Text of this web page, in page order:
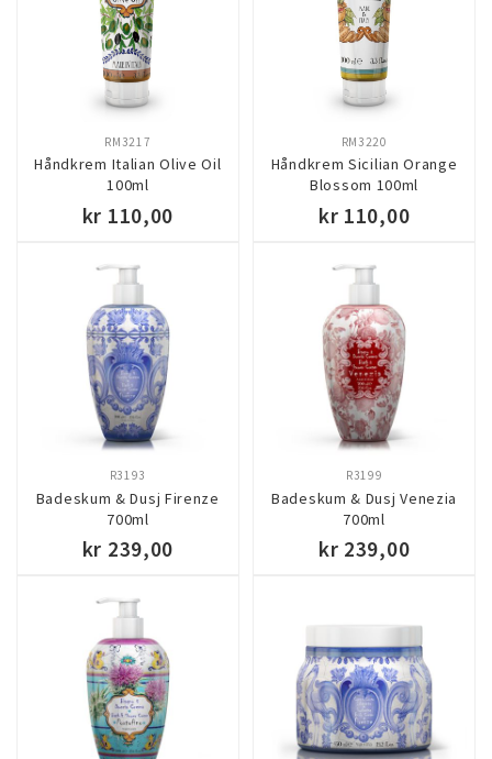
Håndkrem Italian Olive Oil
100ml
RM3217
kr 110,00
Håndkrem Sicilian Orange
Blossom 100ml
RM3220
kr 110,00
Badeskum & Dusj Firenze
700ml
R3193
kr 239,00
Badeskum & Dusj Venezia
700ml
R3199
kr 239,00
KJØP